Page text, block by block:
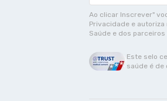
Ao clicar Inscrever"
Privacidade e
Saúde e dos parceiros
Este selo
saúde é de